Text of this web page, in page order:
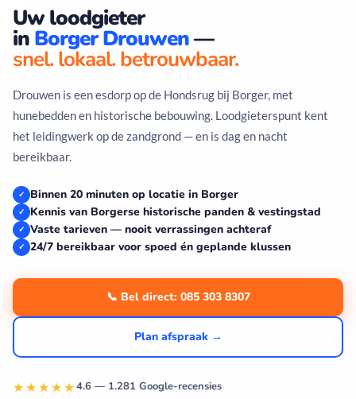
Uw loodgieter
in Borger Drouwen—
snel. lokaal. betrouwbaar.
Drouwen is een esdorp op de Hondsrug bij Borger, met
hunebedden en historische bebouwing. Loodgieterspunt kent
het leidingwerk op de zandgrond — en is dag en nacht
bereikbaar.
✓ Binnen 20 minuten op locatie in Borger
✓ Kennis van Borgerse historische panden & vestingstad
✓ Vaste tarieven — nooit verrassingen achteraf
✓ 24/7 bereikbaar voor spoed én geplande klussen
📞 Bel direct: 085 303 8307
Plan afspraak →
★★★★★4.6 — 1.281 Google-recensies